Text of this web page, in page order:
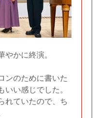
やかに終演。
ンのために書いた
いい感じでした。
れていたので、ち